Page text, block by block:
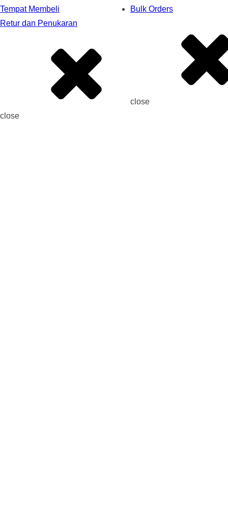
Tempat Membeli
Retur dan Penukaran
close
Bulk Orders
close